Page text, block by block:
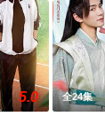
5.0 全24集